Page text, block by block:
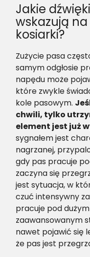
Jakie
wskazują
kosiarki?
Zużycie pasa
samym odgłosie
napędu może
które zwykle
kole pasowym.
chwili, tylko
element jest już
sygnałem jest
nagrzanej,
gdy pas pracuje
zaczyna się
jest sytuacja, w
czuć intensywny
pracuje pod
zaawansowanym
nawet pojawić się
że pas jest